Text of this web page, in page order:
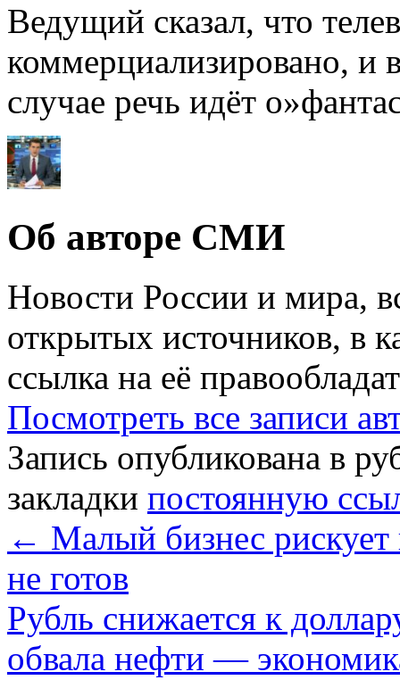
Ведущий сказал, что
коммерциализировано, и
случае речь идёт
Об авторе СМИ
Новости России и мира,
открытых источников, в
ссылка на её
Посмотреть все записи
Запись опубликована в
закладки постоянную
← Малый бизнес рискует
не готов
Рубль снижается к
обвала нефти —